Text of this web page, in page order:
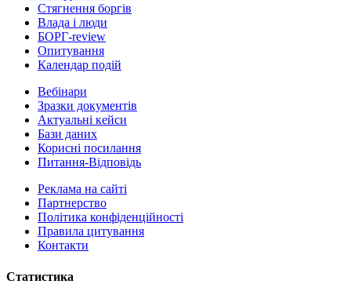
Стягнення боргiв
Влада i люди
БОРГ-review
Опитування
Календар подій
Вебінари
Зразки документів
Актуальні кейси
Бази даних
Корисні посилання
Питання-Відповідь
Реклама на сайтi
Партнерство
Політика конфіденційності
Правила цитування
Контакти
Статистика